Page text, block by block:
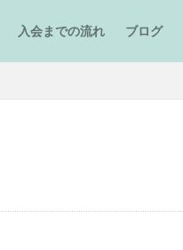
入会までの流れ ブログ